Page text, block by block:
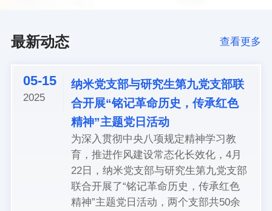
最新动态 查看更多
05-15
2025
纳米党支部与研究生第九党支部联
合开展“铭记革命历史，传承红色
精神”主题党日活动
为深入贯彻中央八项规定精神学习教
育，推进作风建设常态化长效化，4月
22日，纳米党支部与研究生第九党支部
联合开展了“铭记革命历史，传承红色
精神”主题党日活动，两个支部共50余